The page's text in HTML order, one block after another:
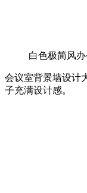
白色极简风
会议室背景墙设计
子充满设计感。